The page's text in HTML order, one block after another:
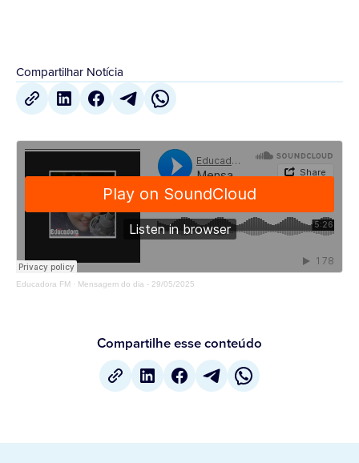
Compartilhar Notícia
Educadora FM · Mensagem do dia - 29/05/2025
Compartilhe esse conteúdo